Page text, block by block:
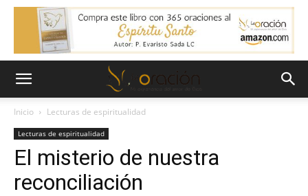
Inicio Lecturas de espiritualidad
Lecturas de espiritualidad
El misterio de nuestra
reconciliación